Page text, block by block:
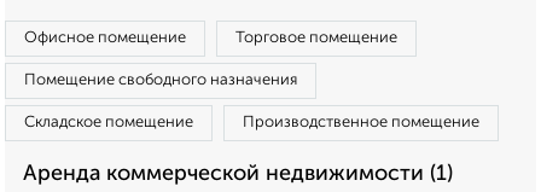
Офисное помещение Торговое помещение
Помещение свободного назначения
Складское помещение Производственное помещение
Аренда коммерческой недвижимости (1)